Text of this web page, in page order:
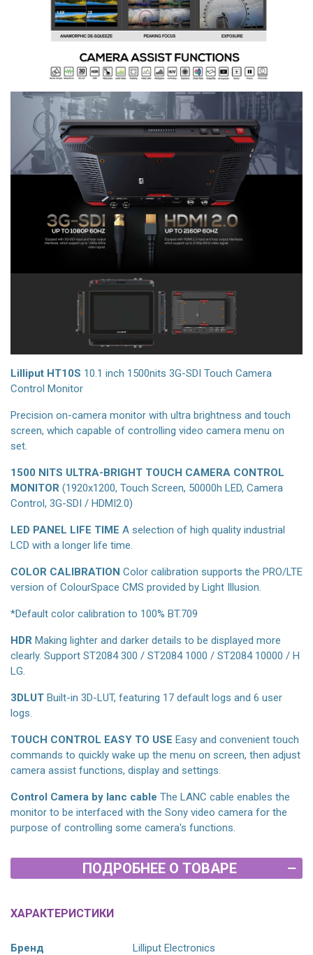
Lilliput HT10S 10.1 inch 1500nits 3G-SDI Touch Camera
Control Monitor
Precision on-camera monitor with ultra brightness and touch
screen, which capable of controlling video camera menu on
set.
1500 NITS ULTRA-BRIGHT TOUCH CAMERA CONTROL
MONITOR (1920х1200, Touch Screen, 50000h LED, Camera
Control, 3G-SDI / HDMI2.0)
LED PANEL LIFE TIME A selection of high quality industrial
LCD with a longer life time.
COLOR CALIBRATION Color calibration supports the PRO/LTE
version of ColourSpace CMS provided by Light Illusion.
*Default color calibration to 100% BT.709
HDR Making lighter and darker details to be displayed more
clearly. Support ST2084 300 / ST2084 1000 / ST2084 10000 / H
LG.
3DLUT Built-in 3D-LUT, featuring 17 default logs and 6 user
logs.
TOUCH CONTROL EASY TO USE Easy and convenient touch
commands to quickly wake up the menu on screen, then adjust
camera assist functions, display and settings.
Control Camera by lanc cable The LANC cable enables the
monitor to be interfaced with the Sony video camera for the
purpose of controlling some camera's functions.
ПОДРОБНЕЕ О ТОВАРЕ
ХАРАКТЕРИСТИКИ
Бренд Lilliput Electronics